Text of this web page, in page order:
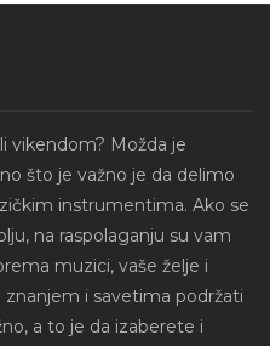
vikendom? Možda je
što je važno je da delimo
instrumentima. Ako se
na raspolaganju su vam
muzici, vaše želje i
i savetima podržati
a to je da izaberete i